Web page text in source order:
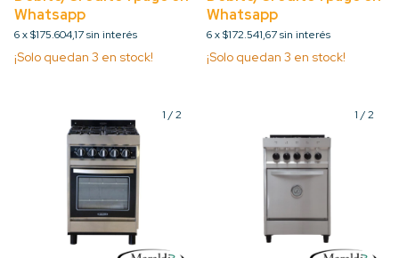
6x$175.604,17sin interés
¡Solo quedan 3 en stock!
6x$172.541,67sin interés
¡Solo quedan 3 en stock!
1 /2 1 /2